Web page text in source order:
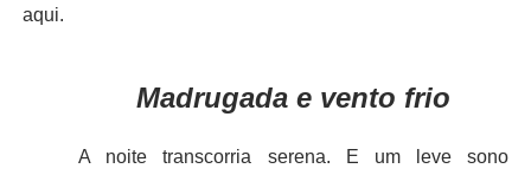
aqui.
Madrugada e vento frio
A noite transcorria serena. E um leve sono